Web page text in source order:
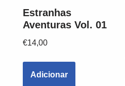
Estranhas
Aventuras Vol. 01
€14,00
Adicionar